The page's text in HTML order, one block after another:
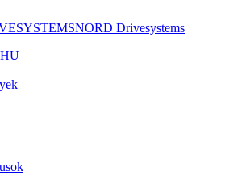
NORD Drivesystems
HU